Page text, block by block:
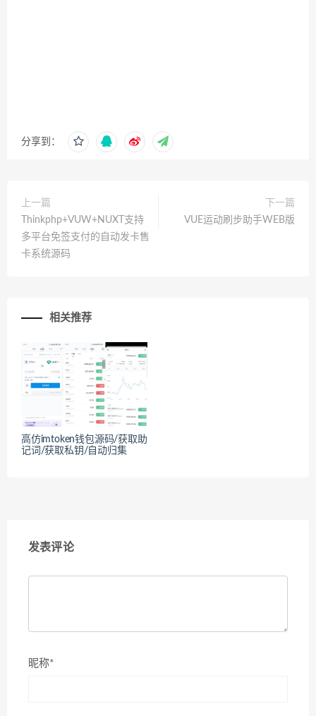
分享到：
上一篇
Thinkphp+VUW+NUXT支持
多平台免签支付的自动发卡售
卡系统源码
下一篇
VUE运动刷步助手WEB版
相关推荐
高仿imtoken钱包源码/获取助
记词/获取私钥/自动归集
发表评论
昵称*